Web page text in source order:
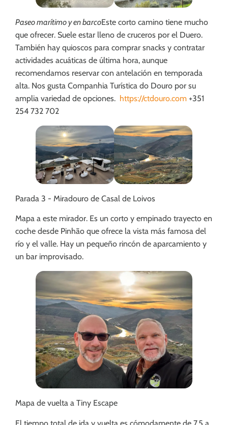
Paseo marítimo y en barcoEste corto camino tiene mucho
que ofrecer. Suele estar lleno de cruceros por el Duero.
También hay quioscos para comprar snacks y contratar
actividades acuáticas de última hora, aunque
recomendamos reservar con antelación en temporada
alta. Nos gusta Companhia Turística do Douro por su
amplia variedad de opciones. https://ctdouro.com +351
254 732 702
Parada 3 - Miradouro de Casal de Loivos
Mapa a este mirador. Es un corto y empinado trayecto en
coche desde Pinhão que ofrece la vista más famosa del
río y el valle. Hay un pequeño rincón de aparcamiento y
un bar improvisado.
Mapa de vuelta a Tiny Escape